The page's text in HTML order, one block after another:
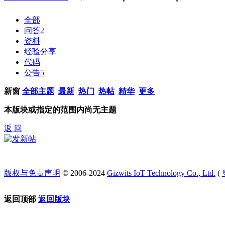
全部
问答2
资料
经验分享
代码
公告5
新窗 全部主题 最新 热门 热帖 精华 更多
本版块或指定的范围内尚无主题
返 回
版权与免责声明 © 2006-2024 Gizwits IoT Technology Co., Ltd. (
返回顶部 返回版块